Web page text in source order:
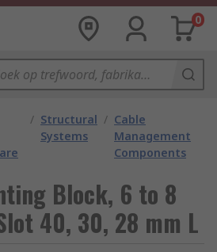
0
/ Structural
Systems
/ Cable
Management
Components
Block, 6 to 8
40, 30, 28 mm L